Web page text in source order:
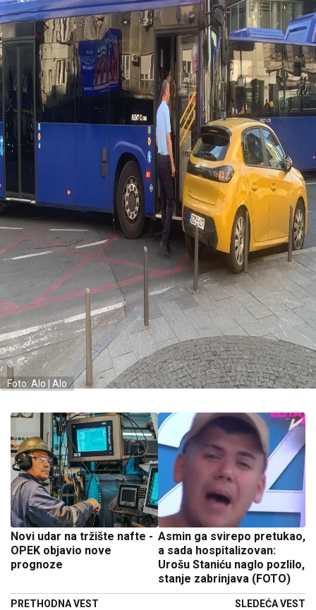
Foto: Alo | Alo
Novi udar na tržište nafte -
OPEK objavio nove
prognoze
PRETHODNA VEST
Asmin ga svirepo pretukao,
a sada hospitalizovan:
Urošu Staniću naglo pozlilo,
stanje zabrinjava (FOTO)
SLEDEĆA VEST